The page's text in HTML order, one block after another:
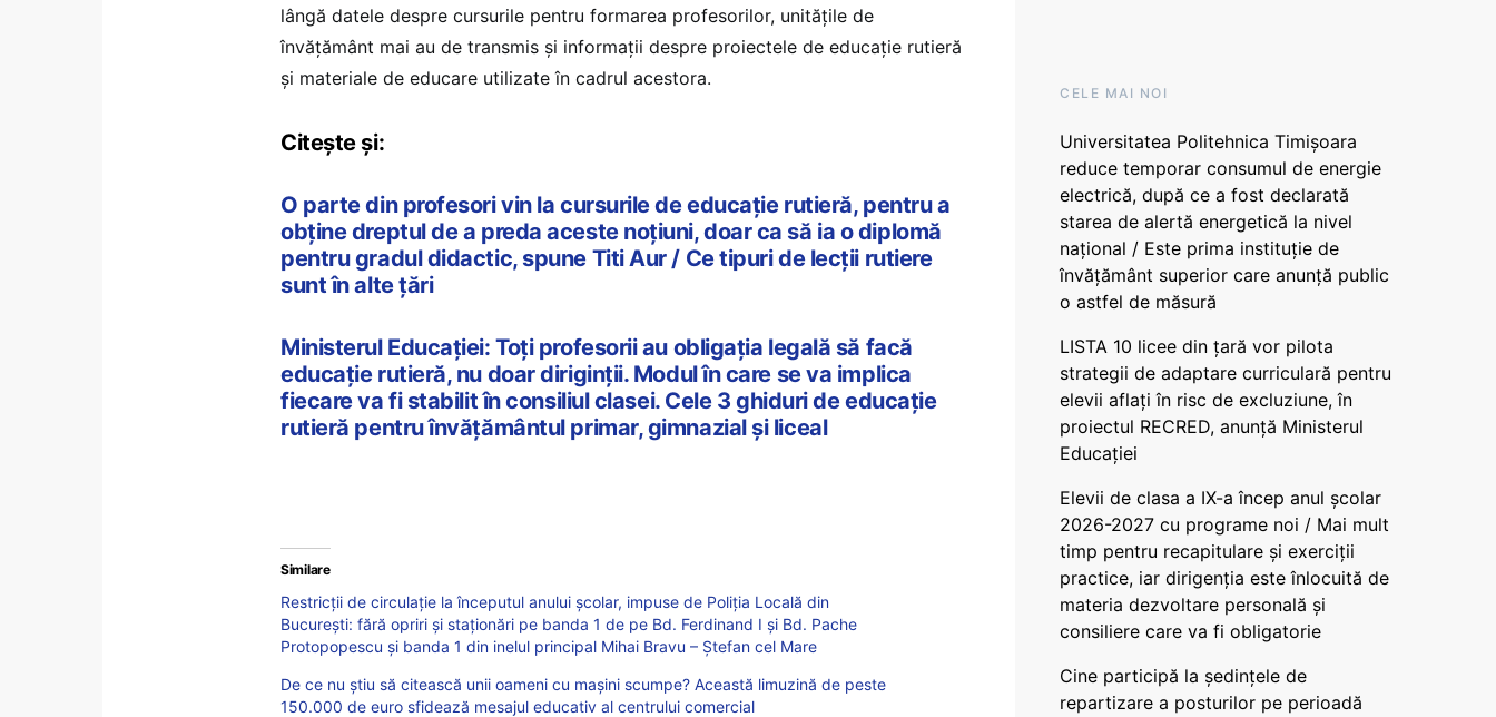
lângă datele despre cursurile pentru formarea profesorilor, unitățile de
învățământ mai au de transmis și informații despre proiectele de educație rutieră
și materiale de educare utilizate în cadrul acestora.
Citește și:
O parte din profesori vin la cursurile de educație rutieră, pentru a
obține dreptul de a preda aceste noțiuni, doar ca să ia o diplomă
pentru gradul didactic, spune Titi Aur / Ce tipuri de lecții rutiere
sunt în alte țări
Ministerul Educației: Toți profesorii au obligația legală să facă
educație rutieră, nu doar diriginții. Modul în care se va implica
fiecare va fi stabilit în consiliul clasei. Cele 3 ghiduri de educație
rutieră pentru învățământul primar, gimnazial și liceal
Similare
Restricții de circulație la începutul anului școlar, impuse de Poliția Locală din
București: fără opriri și staționări pe banda 1 de pe Bd. Ferdinand I și Bd. Pache
Protopopescu și banda 1 din inelul principal Mihai Bravu – Ștefan cel Mare
De ce nu ştiu să citească unii oameni cu maşini scumpe? Această limuzină de peste
150.000 de euro sfidează mesajul educativ al centrului comercial
CELE MAI NOI
Universitatea Politehnica Timișoara
reduce temporar consumul de energie
electrică, după ce a fost declarată
starea de alertă energetică la nivel
național / Este prima instituție de
învățământ superior care anunță public
o astfel de măsură
LISTA 10 licee din țară vor pilota
strategii de adaptare curriculară pentru
elevii aflați în risc de excluziune, în
proiectul RECRED, anunță Ministerul
Educației
Elevii de clasa a IX-a încep anul școlar
2026-2027 cu programe noi / Mai mult
timp pentru recapitulare și exerciții
practice, iar dirigenția este înlocuită de
materia dezvoltare personală și
consiliere care va fi obligatorie
Cine participă la ședințele de
repartizare a posturilor pe perioadă